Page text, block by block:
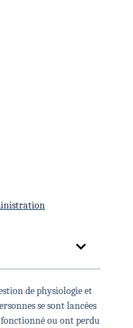
de physiologie et
se sont lancées
fonctionné ou ont perdu